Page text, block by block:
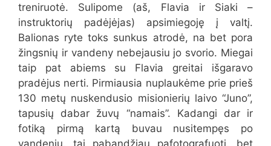
treniruotė. Sulipome (aš, Flavia ir Siaki –
instruktorių padėjėjas) apsimiegoję į valtį.
Balionas ryte toks sunkus atrodė, na bet pora
žingsnių ir vandeny nebejausiu jo svorio. Miegai
taip pat abiems su Flavia greitai išgaravo
pradėjus nerti. Pirmiausia nuplaukėme prie prieš
130 metų nuskendusio misionierių laivo “Juno”,
tapusių dabar žuvų “namais”. Kadangi dar ir
fotiką pirmą kartą buvau nusitempęs po
vandeniu, tai pabandžiau pafotografuoti, bet